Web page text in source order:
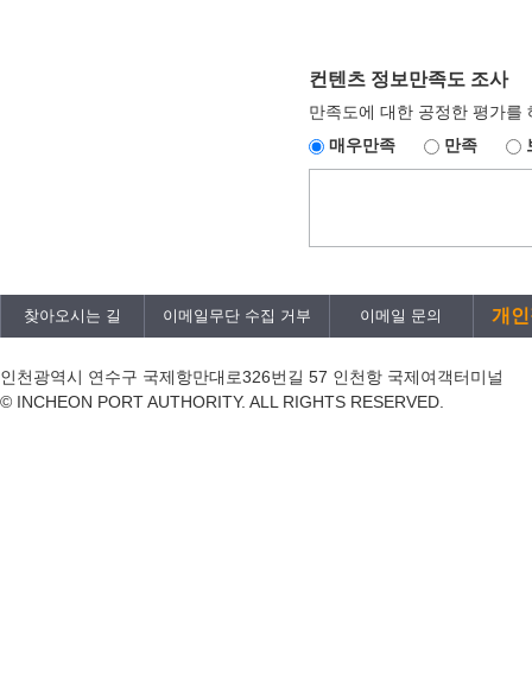
컨텐츠 정보만족도 조사
만족도에 대한 공정한 평가를
매우만족
만족
찾아오시는 길 이메일무단 수집 거부 이메일 문의 개
인천광역시 연수구 국제항만대로326번길 57 인천항 국제여객터미널
© INCHEON PORT AUTHORITY. ALL RIGHTS RESERVED.